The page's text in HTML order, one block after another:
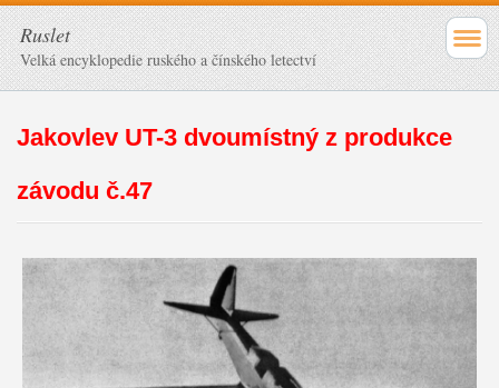
Ruslet
Velká encyklopedie ruského a čínského letectví
Jakovlev UT-3 dvoumístný z produkce
závodu č.47